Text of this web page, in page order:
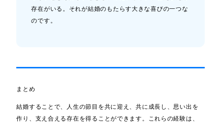
存在がいる。それが結婚のもたらす大きな喜びの一つな
のです。
まとめ
結婚することで、人生の節目を共に迎え、共に成長し、思い出を
作り、支え合える存在を得ることができます。これらの経験は、